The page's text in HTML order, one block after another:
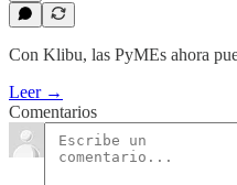
Con Klibu, las PyMEs ahora
Leer →
Comentarios